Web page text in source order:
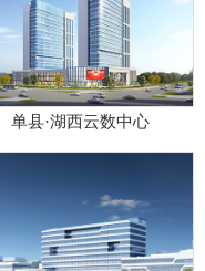
单县·湖西云数中心